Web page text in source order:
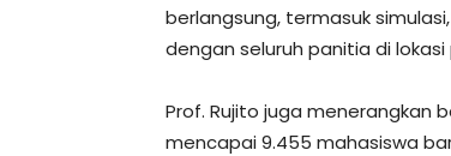
berlangsung, termasuk
dengan seluruh panitia di lokasi
Prof. Rujito juga menerangkan
mencapai 9.455 mahasiswa